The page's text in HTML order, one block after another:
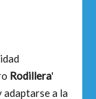
Rodillera'
adaptarse a la